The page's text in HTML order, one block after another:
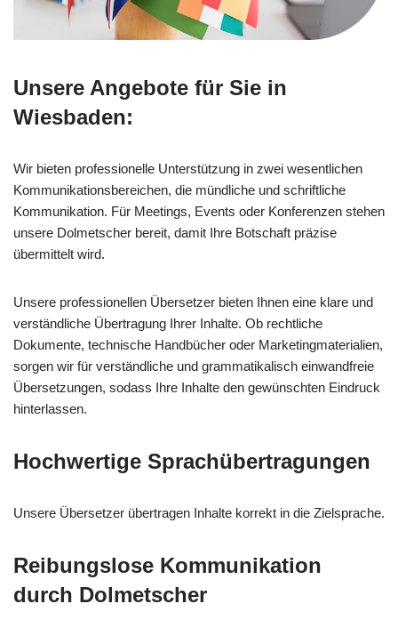
Unsere Angebote für Sie in
Wiesbaden:
Wir bieten professionelle Unterstützung in zwei wesentlichen
Kommunikationsbereichen, die mündliche und schriftliche
Kommunikation. Für Meetings, Events oder Konferenzen stehen
unsere Dolmetscher bereit, damit Ihre Botschaft präzise
übermittelt wird.
Unsere professionellen Übersetzer bieten Ihnen eine klare und
verständliche Übertragung Ihrer Inhalte. Ob rechtliche
Dokumente, technische Handbücher oder Marketingmaterialien,
sorgen wir für verständliche und grammatikalisch einwandfreie
Übersetzungen, sodass Ihre Inhalte den gewünschten Eindruck
hinterlassen.
Hochwertige Sprachübertragungen
Unsere Übersetzer übertragen Inhalte korrekt in die Zielsprache.
Reibungslose Kommunikation
durch Dolmetscher